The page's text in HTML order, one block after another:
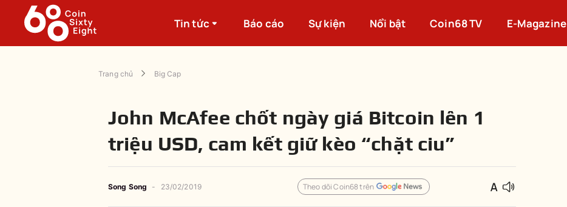
Tin tức Báo cáo Sự kiện Nổi bật Coin68 TV E-Magazine
Trang chủ Big Cap
John McAfee chốt ngày giá Bitcoin lên 1
triệu USD, cam kết giữ kèo “chặt ciu”
Song Song - 23/02/2019 Theo dõi Coin68 trên